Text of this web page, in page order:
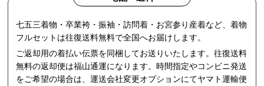
七五三着物・卒業袴・振袖・訪問着・お宮参り産着など、着物
フルセットは往復送料無料で全国へお届けします。
ご返却用の着払い伝票を同梱してお送りいたします。往復送料
無料の返却便は福山通運になります。時間指定やコンビニ発送
をご希望の場合は、運送会社変更オプションにてヤマト運輸便